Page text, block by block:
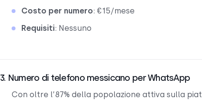
Costo per numero: €15/mese
Requisiti: Nessuno
3. Numero di telefono messicano per WhatsApp
Con oltre l’87% della popolazione attiva sulla